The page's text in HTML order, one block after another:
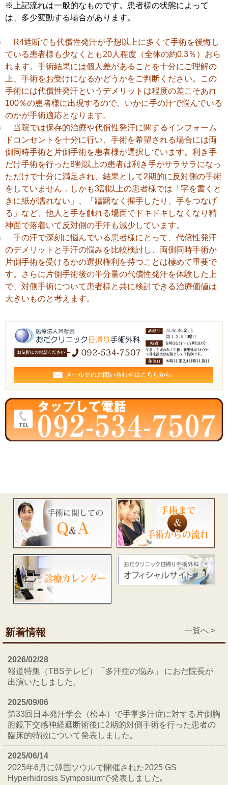
※上記流れは一般的なものです。患者様の状態によって
は、多少変動する場合があります。
R4遮断でも代償性発汗が予想以上に多くて手術を後悔し
ている患者様も少なくとも20人程度（全体の約0.3％）おら
れます。手術結果には個人差があることを十分にご理解の
上、手術をお受けになるかどうかをご判断ください。この
手術には代償性発汗というデメリットは程度の差こそあれ
100％の患者様に出現するので、いかに手の汗で悩んでいる
のかが手術適応となります。
当院では保存的治療や代償性発汗に関するインフォーム
ドコンセントを十分に行い、手術を希望される場合には両
側同時手術と片側手術を患者様が選択しています。利き手
だけ手術を行った8割以上の患者は利き手がサラサラになっ
ただけで十分に満足され、結果として2期的に反対側の手術
をしていません．しかも3割以上の患者様では「字を書くと
きに紙が濡れない」、「躊躇なく握手したり、手をつなげ
る」など、他人と手を触れる場面でドキドキしなくなり精
神面で落着いて反対側の手汗も減少しています。
手の汗で深刻に悩んでいる患者様にとって、代償性発汗
のデメリットと手汗の悩みを比較検討し、両側同時手術か
片側手術を受けるかの選択権利を持つことは極めて重要で
す。さらに片側手術後の半分量の代償性発汗を体験した上
で、対側手術について患者様と共に検討できる治療価値は
大きいものと考えます。
新着情報 一覧へ >
2026/02/28
報道特集（TBSテレビ）「多汗症の悩み」 におだ院長が
出演いたしました。
2025/09/06
第33回日本発汗学会（松本）で手掌多汗症に対する片側胸
腔鏡下交感神経遮断術後に2期的対側手術を行った患者の
臨床的特徴について発表しました｡
2025/06/14
2025年6月に韓国ソウルで開催された2025 GS
Hyperhidrosis Symposiumで発表しました｡